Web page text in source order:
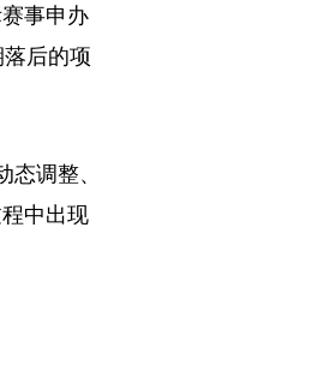
事申办
后的项
调整、
中出现